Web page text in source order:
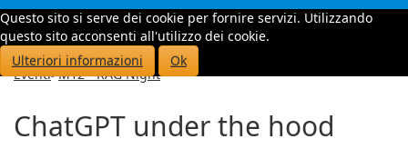
Questo sito si serve dei cookie per fornire servizi. Utilizzando
questo sito acconsenti all'utilizzo dei cookie.
Ulteriori informazioni
Ok
Toggle
Eventi>M12 - RAG Night
ChatGPT under the hood